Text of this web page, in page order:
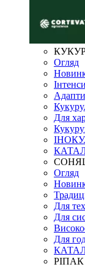
Огляд
Для
Огляд
Для
Для
Для